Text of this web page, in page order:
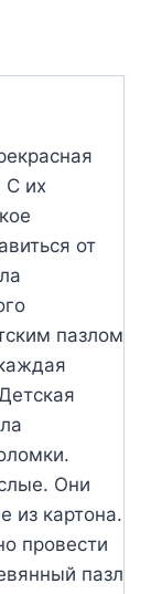
С их
от
пазлом
Они
из картона.
провести
пазл